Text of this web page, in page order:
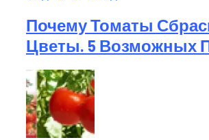
Почему Томаты
Цветы. 5 Возможных